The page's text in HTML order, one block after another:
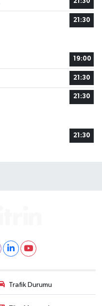
21:30
21:30
19:00
21:30
21:30
21:30
Trafik Durumu